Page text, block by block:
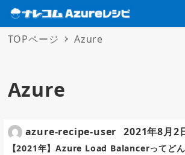
TOPページ Azure
Azure
【2021年】Azure Load Balancerってど
azure-recipe-user 2021年8月2